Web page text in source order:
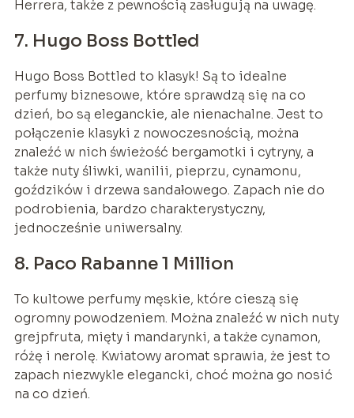
Herrera, także z pewnością zasługują na uwagę.
7. Hugo Boss Bottled
Hugo Boss Bottled to klasyk! Są to idealne
perfumy biznesowe, które sprawdzą się na co
dzień, bo są eleganckie, ale nienachalne. Jest to
połączenie klasyki z nowoczesnością, można
znaleźć w nich świeżość bergamotki i cytryny, a
także nuty śliwki, wanilii, pieprzu, cynamonu,
goździków i drzewa sandałowego. Zapach nie do
podrobienia, bardzo charakterystyczny,
jednocześnie uniwersalny.
8. Paco Rabanne 1 Million
To kultowe perfumy męskie, które cieszą się
ogromny powodzeniem. Można znaleźć w nich nuty
grejpfruta, mięty i mandarynki, a także cynamon,
różę i nerolę. Kwiatowy aromat sprawia, że jest to
zapach niezwykle elegancki, choć można go nosić
na co dzień.